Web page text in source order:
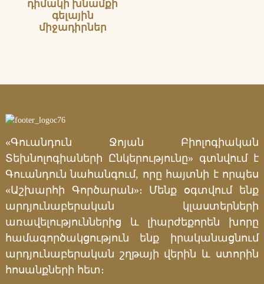
դիմակի խնամքի
գելային
միջադիրներ
«Գուանդուն Ջոյան Բիոլոգիական
Տեխնոլոգիաների Ընկերությունը» գտնվում է
Գուանդուն նահանգում, որը հայտնի է որպես
«Աշխարհի Գործարան»։ Մենք օգտվում ենք
արդյունաբերական կլաստերների
առավելություններից և լիարժեքորեն խորը
համագործակցություն ենք իրականացնում
արդյունաբերական շղթայի վերին և ստորին
հոսանքների հետ։